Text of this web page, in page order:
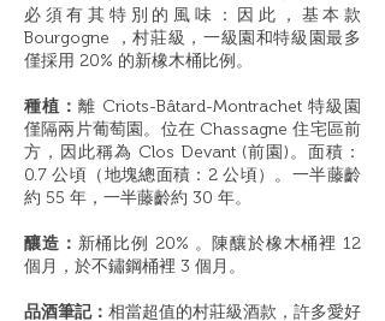
必須有其特別的風味：因此，基本款
Bourgogne ，村莊級，一級園和特級園最多
僅採用 20% 的新橡木桶比例。
種植： 離 Criots-Bâtard-Montrachet 特級園
僅隔兩片葡萄園。位在 Chassagne 住宅區前
方，因此稱為 Clos Devant (前園)。面積：
0.7 公頃（地塊總面積：2 公頃）。一半藤齡
約 55 年，一半藤齡約 30 年。
釀造： 新桶比例 20% 。陳釀於橡木桶裡 12
個月，於不鏽鋼桶裡 3 個月。
品酒筆記： 相當超值的村莊級酒款，許多愛好